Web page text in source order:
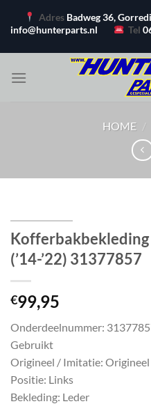
naar
Adres Badweg 36,
info@hunterparts.nl
Tel
HOME /
(’14-’22) 31377857
€99,95
Onderdeelnummer:
Gebruikt
Origineel / Imitatie: Origineel
Positie: Links
Bekleding: Leder